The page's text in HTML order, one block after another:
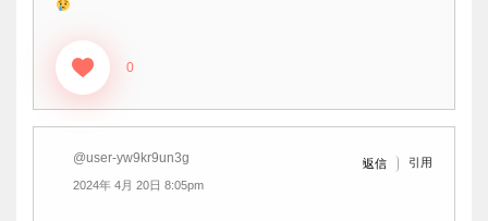
0
@user-yw9kr9un3g
2024年 4月 20日 8:05pm
返信 引用